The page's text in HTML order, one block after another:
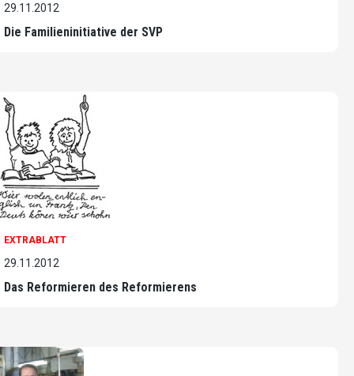
29.11.2012
Die Familieninitiative der SVP
EXTRABLATT
29.11.2012
Das Reformieren des Reformierens